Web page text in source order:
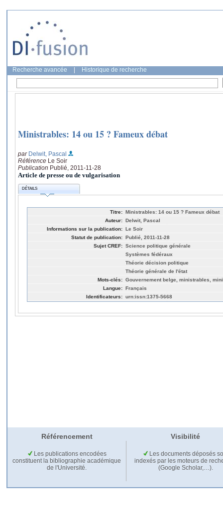
Recherche avancée Historique de recherche
Ministrables: 14 ou 15 ? Fameux débat
par Delwit, Pascal
Référence Le Soir
Publication Publié, 2011-11-28
Article de presse ou de vulgarisation
DÉTAILS
Titre: Ministrables: 14 ou 15 ? Fameux débat
Auteur: Delwit, Pascal
Informations sur la publication: Le Soir
Statut de publication: Publié, 2011-11-28
Sujet CREF: Science politique générale
Systèmes fédéraux
Théorie décision politique
Théorie générale de l'état
Mots-clés: Gouvernement belge, ministrables,
Langue: Français
Identificateurs: urn:issn:1375-5668
Référencement Visibilité
Les publications encodées
constituent la bibliographie académique
de l'Université.
Les documents déposés
indexés par les moteurs de
(Google Scholar,…).